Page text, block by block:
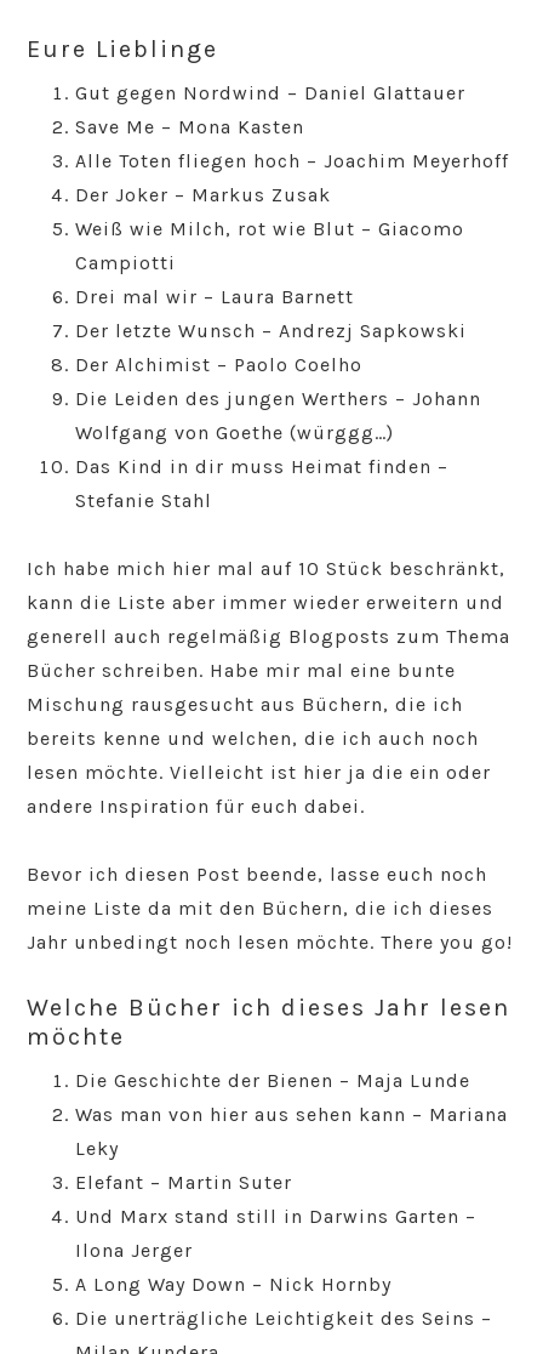
Eure Lieblinge
Gut gegen Nordwind – Daniel Glattauer
Save Me – Mona Kasten
Alle Toten fliegen hoch – Joachim Meyerhoff
Der Joker – Markus Zusak
Weiß wie Milch, rot wie Blut – Giacomo
Campiotti
Drei mal wir – Laura Barnett
Der letzte Wunsch – Andrezj Sapkowski
Der Alchimist – Paolo Coelho
Die Leiden des jungen Werthers – Johann
Wolfgang von Goethe (würggg…)
Das Kind in dir muss Heimat finden –
Stefanie Stahl
Ich habe mich hier mal auf 10 Stück beschränkt,
kann die Liste aber immer wieder erweitern und
generell auch regelmäßig Blogposts zum Thema
Bücher schreiben. Habe mir mal eine bunte
Mischung rausgesucht aus Büchern, die ich
bereits kenne und welchen, die ich auch noch
lesen möchte. Vielleicht ist hier ja die ein oder
andere Inspiration für euch dabei.
Bevor ich diesen Post beende, lasse euch noch
meine Liste da mit den Büchern, die ich dieses
Jahr unbedingt noch lesen möchte. There you go!
Welche Bücher ich dieses Jahr lesen
möchte
Die Geschichte der Bienen – Maja Lunde
Was man von hier aus sehen kann – Mariana
Leky
Elefant – Martin Suter
Und Marx stand still in Darwins Garten –
Ilona Jerger
A Long Way Down – Nick Hornby
Die unerträgliche Leichtigkeit des Seins –